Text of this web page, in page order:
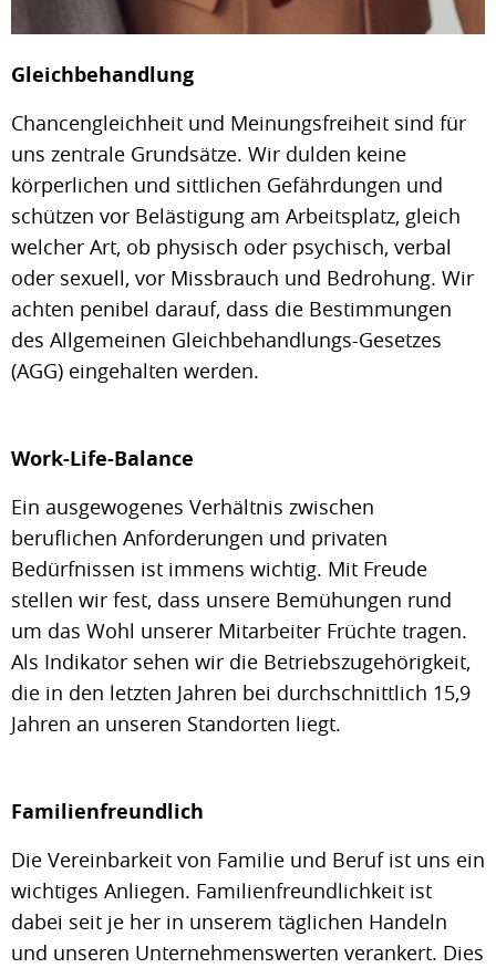
Gleichbehandlung
Chancengleichheit und Meinungsfreiheit sind für
uns zentrale Grundsätze. Wir dulden keine
körperlichen und sittlichen Gefährdungen und
schützen vor Belästigung am Arbeitsplatz, gleich
welcher Art, ob physisch oder psychisch, verbal
oder sexuell, vor Missbrauch und Bedrohung. Wir
achten penibel darauf, dass die Bestimmungen
des Allgemeinen Gleichbehandlungs-Gesetzes
(AGG) eingehalten werden.
Work-Life-Balance
Ein ausgewogenes Verhältnis zwischen
beruflichen Anforderungen und privaten
Bedürfnissen ist immens wichtig. Mit Freude
stellen wir fest, dass unsere Bemühungen rund
um das Wohl unserer Mitarbeiter Früchte tragen.
Als Indikator sehen wir die Betriebszugehörigkeit,
die in den letzten Jahren bei durchschnittlich 15,9
Jahren an unseren Standorten liegt.
Familienfreundlich
Die Vereinbarkeit von Familie und Beruf ist uns ein
wichtiges Anliegen. Familienfreundlichkeit ist
dabei seit je her in unserem täglichen Handeln
und unseren Unternehmenswerten verankert. Dies